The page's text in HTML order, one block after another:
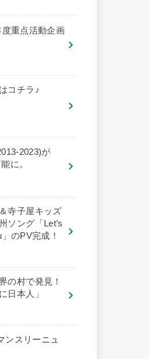
度重点活動企画
コチラ♪
2023)が
に。
寺子屋キッズ
ソング「Let’s
のPV完成！
の村で発見！
日本人」
ンスリーニュ